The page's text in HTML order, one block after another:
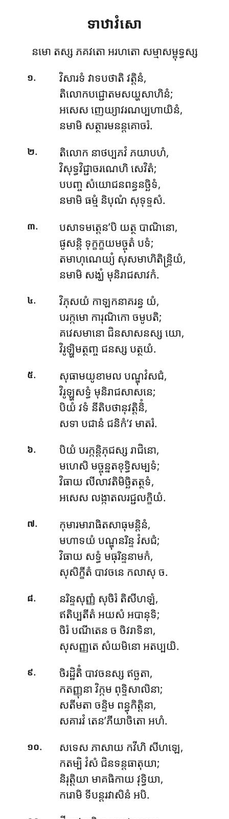
ទាឋាវំសោ
នមោ តស្ស ភគវតោ អរហតោ សម្មាសម្ពុទ្ធស្ស
១.
វិសារទំ វាទបថាតិ វត្តិនំ,
តិលោកបជ្ជោតមសយ្ហសាហិនំ;
អសេស ញេយ្យាវរណប្បហាយិនំ,
នមាមិ សត្ថារមនន្តគោចរំ.
២.
តិលោក នាថប្បភវំ ភយាបហំ,
វិសុទ្ធវិជ្ជាចរណេហិ សេវិតំ;
បបញ្ច សំយោជនពន្ធនច្ឆិទំ,
នមាមិ ធម្មំ និបុណំ សុទុទ្ទសំ.
៣.
បសាទមត្តេន’បិ យត្ថ បាណិនោ,
ផូសន្តិ ទុក្ខក្ខយមច្ចុតំ បទំ;
តមាហុណេយ្យំ សុសមាហិតិន្ទ្រិយំ,
នមាមិ សង្ឃំ មុនិរាជសាវកំ.
៤.
វិភុសយំ កាឡកនាគរន្វ យំ,
បរក្កមោ ការុណិកោ ចមូបតិ;
គវេសមានោ ជិនសាសនស្ស យោ,
វិរូឡ្ហិមត្ថញ្ច ជនស្ស បត្ថយំ.
៥.
សុធាមយូខាមល បណ្ឌុវំសជំ,
វិរូឡ្ហសទ្ធំ មុនិរាជសាសនេ;
បិយំ វទំ នីតិបថានុវត្តិនិំ,
សទា បជានំ ជនិកំ’វ មាតរំ.
៦.
បិយំ បរក្កន្តិភុជស្ស រាជិនោ,
មហេសិ មច្ចុន្នតខុទ្ធិសម្បទំ;
វិធាយ លីលាវតិមិច្ឆិតត្ថទំ,
អសេស លង្កាតលរជ្ជលក្ខិយំ.
៧.
កុមារមារាធិតសាធុមន្តិនំ,
មហាទយំ បណ្ឌុនរិន្ទ វំសជំ;
វិធាយ សទ្ធំ មធុរិន្ទនាមកំ,
សុសិក្ខីតំ បាវចនេ កលាសុ ច.
៨.
នរិន្ទសុញ្ញំ សុចិរំ តិសីហឡំ,
ឥតិប្បតីតំ អយសំ អបានុទិ;
ចិរំ បណីតេន ច ចិវរាទិនា,
សុសញ្ញតេ សំយមិនោ អតប្បយិ.
៩.
ចិរដ្ឋិតិំ បាវចនស្ស ឥច្ឆតា,
កតញ្ញុនា វិក្កម ពុទ្ទិសាលិនា;
សតីមតា ចន្ទិម ពន្ធុកិត្តិនា,
សគារវំ តេន’ភីយាចិតោ អហំ.
១០.
សទេស ភាសាយ កវីហិ សីហឡេ,
កតម្បិ វំសំ ជិនទន្តធាតុយា;
និរុត្តិយា មាគធិកាយ វុទ្ធិយា,
ករោមិ ទីបន្តរវាសិនំ អបិ.